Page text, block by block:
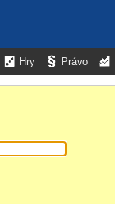
Hry Právo